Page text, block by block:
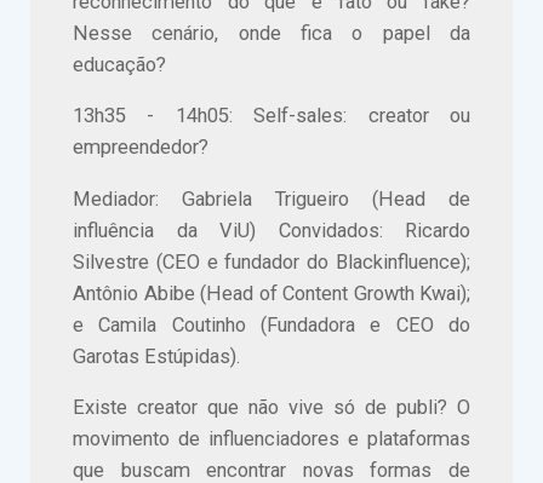
Nesse cenário, onde fica o papel da
educação?
13h35 - 14h05: Self-sales: creator ou
empreendedor?
Mediador: Gabriela Trigueiro (Head de
influência da ViU) Convidados: Ricardo
Silvestre (CEO e fundador do Blackinfluence);
Antônio Abibe (Head of Content Growth Kwai);
e Camila Coutinho (Fundadora e CEO do
Garotas Estúpidas).
Existe creator que não vive só de publi? O
movimento de influenciadores e plataformas
que buscam encontrar novas formas de